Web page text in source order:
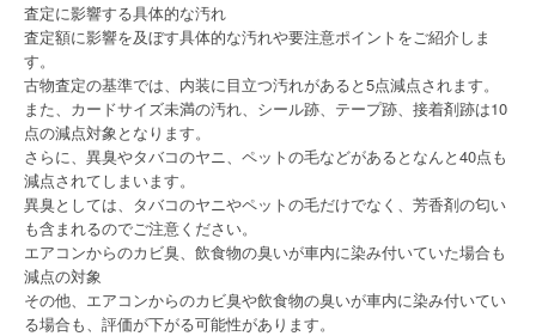
査定に影響する具体的な汚れ
査定額に影響を及ぼす具体的な汚れや要注意ポイントをご紹介しま
す。
古物査定の基準では、内装に目立つ汚れがあると5点減点されます。
また、カードサイズ未満の汚れ、シール跡、テープ跡、接着剤跡は10
点の減点対象となります。
さらに、異臭やタバコのヤニ、ペットの毛などがあるとなんと40点も
減点されてしまいます。
異臭としては、タバコのヤニやペットの毛だけでなく、芳香剤の匂い
も含まれるのでご注意ください。
エアコンからのカビ臭、飲食物の臭いが車内に染み付いていた場合も
減点の対象
その他、エアコンからのカビ臭や飲食物の臭いが車内に染み付いてい
る場合も、評価が下がる可能性があります。